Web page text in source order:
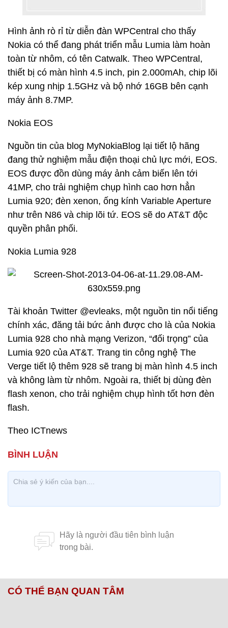
Hình ảnh rò rỉ từ diễn đàn WPCentral cho thấy
Nokia có thể đang phát triển mẫu Lumia làm hoàn
toàn từ nhôm, có tên Catwalk. Theo WPCentral,
thiết bị có màn hình 4.5 inch, pin 2.000mAh, chip lõi
kép xung nhịp 1.5GHz và bộ nhớ 16GB bên cạnh
máy ảnh 8.7MP.
Nokia EOS
Nguồn tin của blog MyNokiaBlog lại tiết lộ hãng
đang thử nghiệm mẫu điện thoại chủ lực mới, EOS.
EOS được đồn dùng máy ảnh cảm biến lên tới
41MP, cho trải nghiệm chụp hình cao hơn hẳn
Lumia 920; đèn xenon, ống kính Variable Aperture
như trên N86 và chip lõi tứ. EOS sẽ do AT&T độc
quyền phân phối.
Nokia Lumia 928
Tài khoản Twitter @evleaks, một nguồn tin nổi tiếng
chính xác, đăng tải bức ảnh được cho là của Nokia
Lumia 928 cho nhà mạng Verizon, “đối trọng” của
Lumia 920 của AT&T. Trang tin công nghệ The
Verge tiết lộ thêm 928 sẽ trang bị màn hình 4.5 inch
và không làm từ nhôm. Ngoài ra, thiết bị dùng đèn
flash xenon, cho trải nghiệm chụp hình tốt hơn đèn
flash.
Theo ICTnews
CÓ THỂ BẠN QUAN TÂM